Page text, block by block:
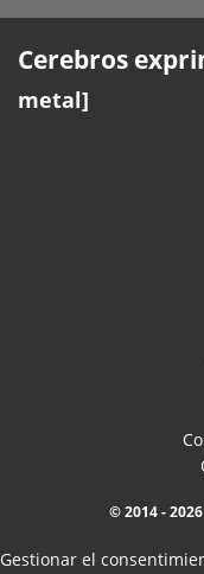
Cerebros
metal]
© 2014 -
Gestionar el